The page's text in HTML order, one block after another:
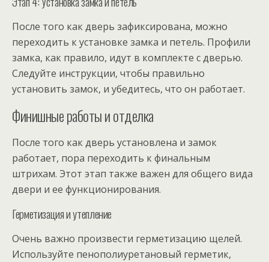
После того как дверь зафиксирована, можно
переходить к установке замка и петель. Профили
замка, как правило, идут в комплекте с дверью.
Следуйте инструкции, чтобы правильно
установить замок, и убедитесь, что он работает.
Финишные работы и отделка
После того как дверь установлена и замок
работает, пора переходить к финальным
штрихам. Этот этап также важен для общего вида
двери и ее функционирования.
Герметизация и утепление
Очень важно произвести герметизацию щелей.
Используйте пенополиуретановый герметик,